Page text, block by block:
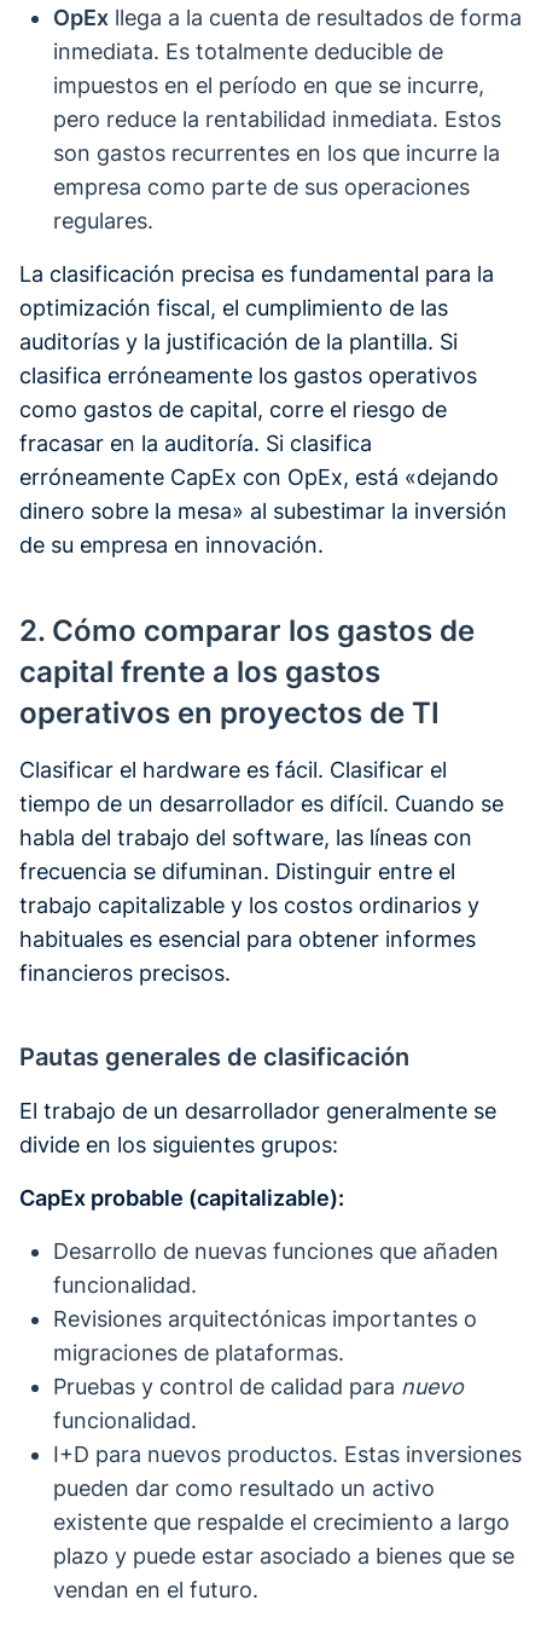
OpEx llega a la cuenta de resultados de forma
inmediata. Es totalmente deducible de
impuestos en el período en que se incurre,
pero reduce la rentabilidad inmediata. Estos
son gastos recurrentes en los que incurre la
empresa como parte de sus operaciones
regulares.
La clasificación precisa es fundamental para la
optimización fiscal, el cumplimiento de las
auditorías y la justificación de la plantilla. Si
clasifica erróneamente los gastos operativos
como gastos de capital, corre el riesgo de
fracasar en la auditoría. Si clasifica
erróneamente CapEx con OpEx, está «dejando
dinero sobre la mesa» al subestimar la inversión
de su empresa en innovación.
2. Cómo comparar los gastos de
capital frente a los gastos
operativos en proyectos de TI
Clasificar el hardware es fácil. Clasificar el
tiempo de un desarrollador es difícil. Cuando se
habla del trabajo del software, las líneas con
frecuencia se difuminan. Distinguir entre el
trabajo capitalizable y los costos ordinarios y
habituales es esencial para obtener informes
financieros precisos.
Pautas generales de clasificación
El trabajo de un desarrollador generalmente se
divide en los siguientes grupos:
CapEx probable (capitalizable):
Desarrollo de nuevas funciones que añaden
funcionalidad.
Revisiones arquitectónicas importantes o
migraciones de plataformas.
Pruebas y control de calidad para nuevo
funcionalidad.
I+D para nuevos productos. Estas inversiones
pueden dar como resultado un activo
existente que respalde el crecimiento a largo
plazo y puede estar asociado a bienes que se
vendan en el futuro.